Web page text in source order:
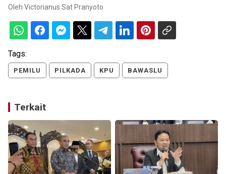
Oleh Victorianus Sat Pranyoto
Tags:
PEMILU PILKADA KPU BAWASLU
Terkait